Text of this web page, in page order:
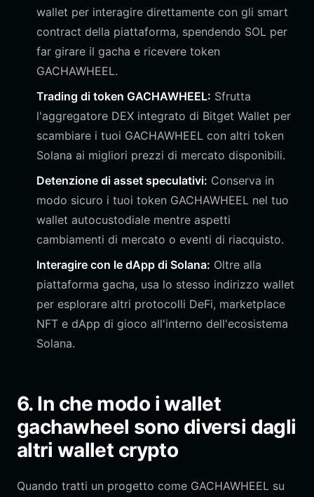
wallet per interagire direttamente con gli smart
contract della piattaforma, spendendo SOL per
far girare il gacha e ricevere token
GACHAWHEEL.
Trading di token GACHAWHEEL: Sfrutta
l'aggregatore DEX integrato di Bitget Wallet per
scambiare i tuoi GACHAWHEEL con altri token
Solana ai migliori prezzi di mercato disponibili.
Detenzione di asset speculativi: Conserva in
modo sicuro i tuoi token GACHAWHEEL nel tuo
wallet autocustodiale mentre aspetti
cambiamenti di mercato o eventi di riacquisto.
Interagire con le dApp di Solana: Oltre alla
piattaforma gacha, usa lo stesso indirizzo wallet
per esplorare altri protocolli DeFi, marketplace
NFT e dApp di gioco all'interno dell'ecosistema
Solana.
6. In che modo i wallet
gachawheel sono diversi dagli
altri wallet crypto
Quando tratti un progetto come GACHAWHEEL su